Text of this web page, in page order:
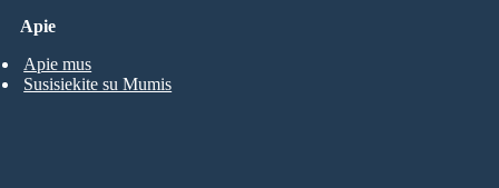
Apie
Apie mus
Susisiekite su Mumis